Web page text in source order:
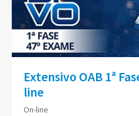
Extensivo OAB 1ª
line
On-line